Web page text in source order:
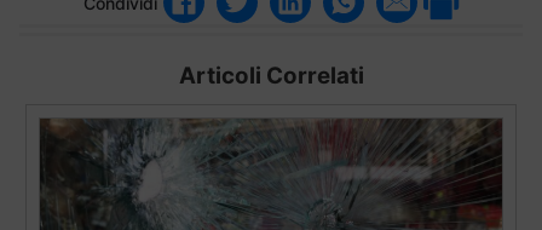
Articoli Correlati